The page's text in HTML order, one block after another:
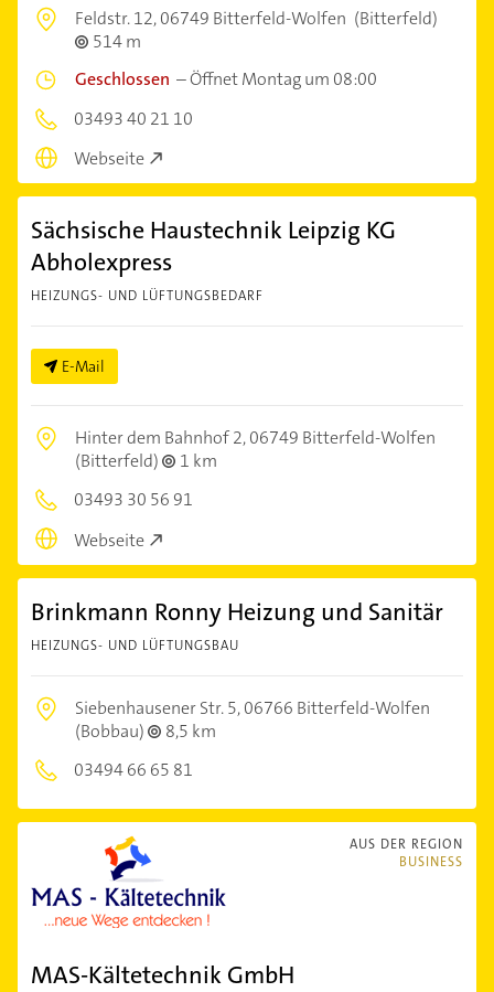
Feldstr. 12,06749 Bitterfeld-Wolfen (Bitterfeld)
514 m
Geschlossen –Öffnet Montag um 08:00
03493 40 21 10
Webseite
Sächsische Haustechnik Leipzig KG
Abholexpress
HEIZUNGS- UND LÜFTUNGSBEDARF
E-Mail
Hinter dem Bahnhof 2,06749 Bitterfeld-Wolfen
(Bitterfeld)
1 km
03493 30 56 91
Webseite
Brinkmann Ronny Heizung und Sanitär
HEIZUNGS- UND LÜFTUNGSBAU
Siebenhausener Str. 5,06766 Bitterfeld-Wolfen
(Bobbau)
8,5 km
03494 66 65 81
AUS DER REGION
BUSINESS
MAS-Kältetechnik GmbH